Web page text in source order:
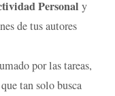
Personal y
de tus autores
por las tareas,
tan solo busca